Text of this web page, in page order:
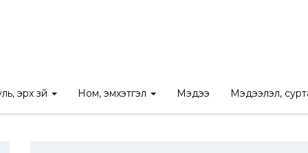
эрх зүй Ном, эмхэтгэл Мэдээ Мэдээлэл,
Нүүр / Хэвлэл Захиргааны хэм хэмжээний актын эмхтгэл(3)